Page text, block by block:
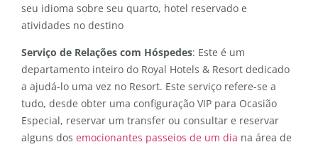
seu idioma sobre seu quarto, hotel reservado e
atividades no destino
Serviço de Relações com Hóspedes: Este é um
departamento inteiro do Royal Hotels & Resort dedicado
a ajudá-lo uma vez no Resort. Este serviço refere-se a
tudo, desde obter uma configuração VIP para Ocasião
Especial, reservar um transfer ou consultar e reservar
alguns dos emocionantes passeios de um dia na área de